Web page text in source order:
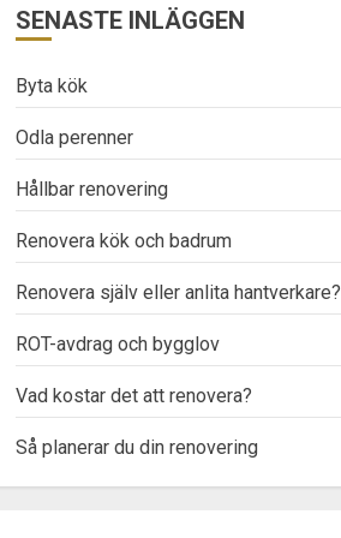
SENASTE INLÄGGEN
Byta kök
Odla perenner
Hållbar renovering
Renovera kök och badrum
Renovera själv eller anlita hantverkare?
ROT-avdrag och bygglov
Vad kostar det att renovera?
Så planerar du din renovering